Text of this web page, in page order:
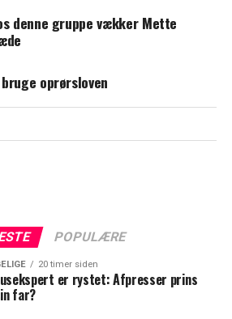
separeret
privatfly: Kostede 700
denne gruppe vækker Mette
oprørsloven
POPULÆRE
20 timer siden
er rystet: Afpresser prins
far?